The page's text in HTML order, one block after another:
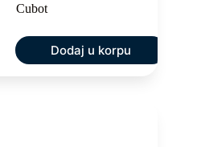
Cubot
Dodaj u korpu